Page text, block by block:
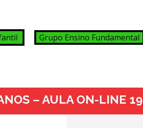
Grupo Ensino Fundamental
– AULA ON-LINE